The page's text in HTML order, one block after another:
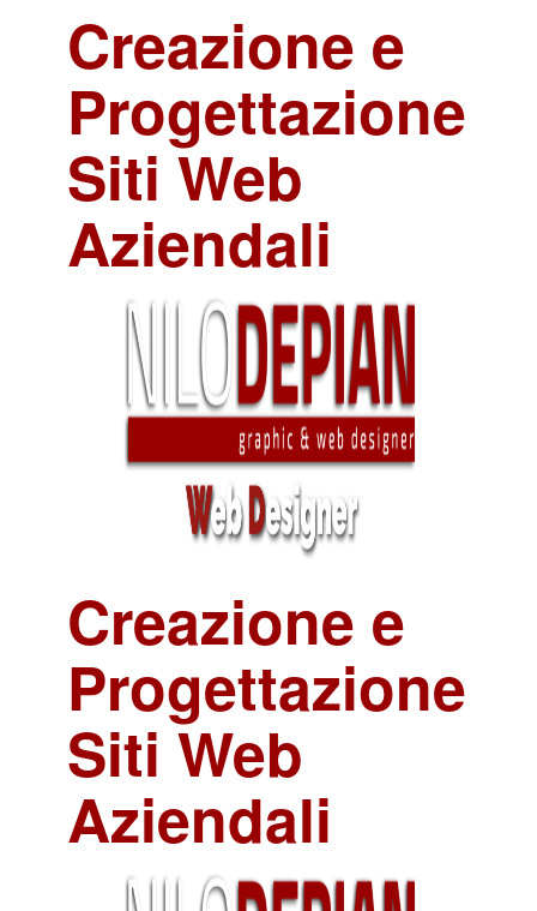
Creazione e
Progettazione
Siti Web
Aziendali
Creazione e
Progettazione
Siti Web
Aziendali